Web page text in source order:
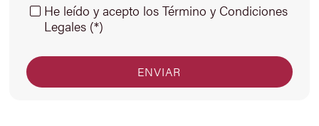
He leído y acepto los Término y Condiciones
Legales (*)